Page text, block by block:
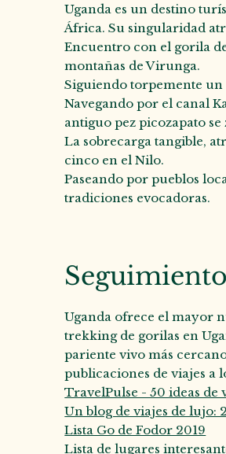
Uganda es un destino
África. Su singularidad
Encuentro con el gorila
montañas de Virunga.
Siguiendo torpemente un
Navegando por el canal
antiguo pez picozapato
La sobrecarga tangible,
cinco en el Nilo.
Paseando por pueblos
tradiciones evocadoras.
Uganda ofrece el mayor
trekking de gorilas en
pariente vivo más
publicaciones de viajes a
TravelPulse - 50 ideas de
Un blog de viajes de lujo:
Lista Go de Fodor 2019
Lista de lugares